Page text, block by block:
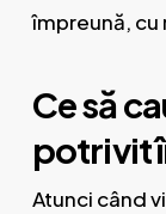
împreună, cu
Ce să
potrivit
Atunci când